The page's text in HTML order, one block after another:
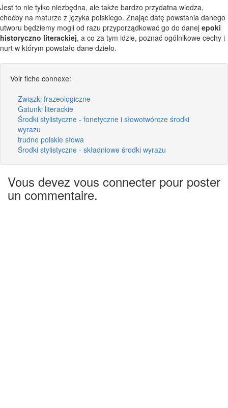
Jest to nie tylko niezbędna, ale także bardzo przydatna wiedza,
choćby na maturze z języka polskiego. Znając datę powstania danego
utworu będziemy mogli od razu przyporządkować go do danej epoki
historyczno literackiej, a co za tym idzie, poznać ogólnikowe cechy i
nurt w którym powstało dane dzieło.
Voir fiche connexe:
Związki frazeologiczne
Gatunki literackie
Środki stylistyczne - fonetyczne i słowotwórcze środki
wyrazu
trudne polskie słowa
Środki stylistyczne - składniowe środki wyrazu
Vous devez vous connecter pour poster
un commentaire.